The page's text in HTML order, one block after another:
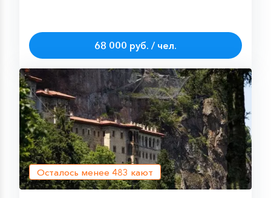
68 000 руб. / чел.
Осталось менее 483 кают